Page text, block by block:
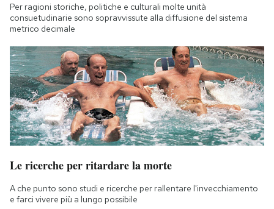
Per ragioni storiche, politiche e culturali molte unità
consuetudinarie sono sopravvissute alla diffusione del sistema
metrico decimale
Le ricerche per ritardare la morte
A che punto sono studi e ricerche per rallentare l'invecchiamento
e farci vivere più a lungo possibile